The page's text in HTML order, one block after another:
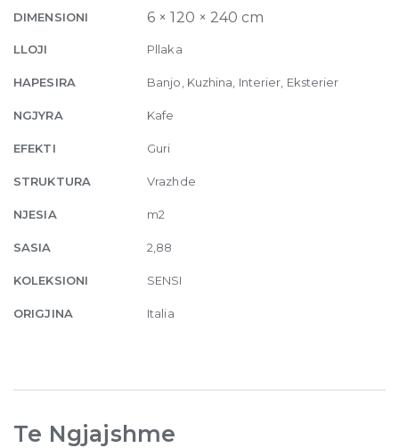
6mm
x
240
DIMENSIONI 6 × 120 × 240 cm
LLOJI Pllaka
HAPESIRA Banjo, Kuzhina, Interier, Eksterier
NGJYRA Kafe
EFEKTI Guri
STRUKTURA Vrazhde
NJESIA m2
SASIA 2,88
KOLEKSIONI SENSI
ORIGJINA Italia
Te Ngjajshme